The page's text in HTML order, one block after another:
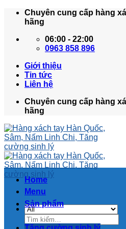
Skip
Chuyên cung cấp hàng
hãng
06:00 - 22:00
0963 858 896
Giới thiệu
Tin tức
Liên hệ
Chuyên cung cấp hàng
hãng
Menu
Tìm
kiếm:
Home
Sản phẩm